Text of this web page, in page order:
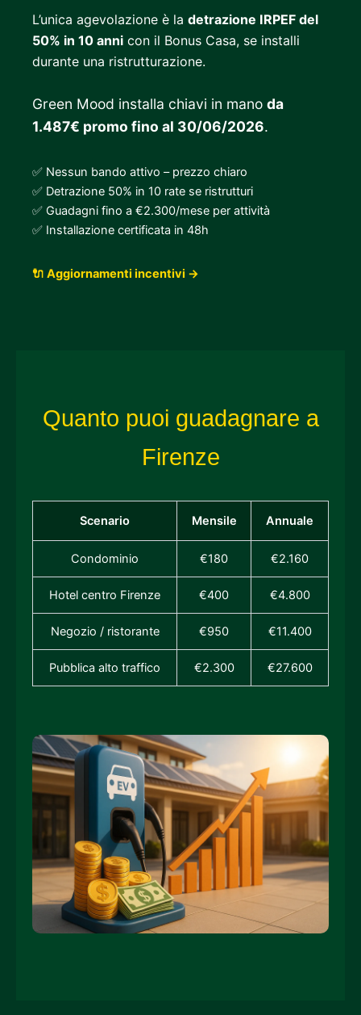
L’unica agevolazione è la detrazione IRPEF del
50% in 10 anni con il Bonus Casa, se installi
durante una ristrutturazione.
Green Mood installa chiavi in mano da
1.487€ promo fino al 30/06/2026.
✅ Nessun bando attivo – prezzo chiaro
✅ Detrazione 50% in 10 rate se ristrutturi
✅ Guadagni fino a €2.300/mese per attività
✅ Installazione certificata in 48h
🔌 Aggiornamenti incentivi →
Quanto puoi guadagnare a
Firenze
Scenario Mensile Annuale
Condominio €180 €2.160
Hotel centro Firenze €400 €4.800
Negozio / ristorante €950 €11.400
Pubblica alto traffico €2.300 €27.600